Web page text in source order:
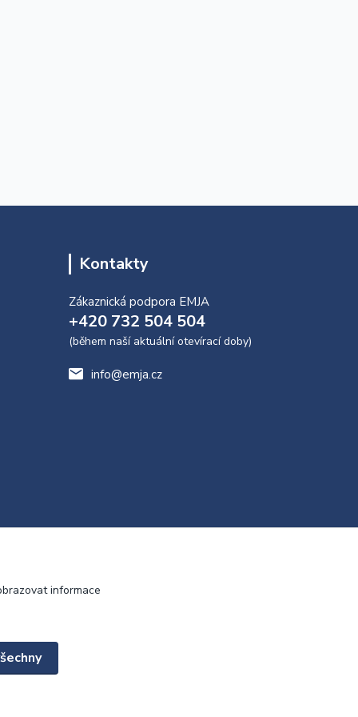
Kontakty
Zákaznická podpora EMJA
+420 732 504 504
(během naší aktuální otevírací doby)
info@emja.cz
informace